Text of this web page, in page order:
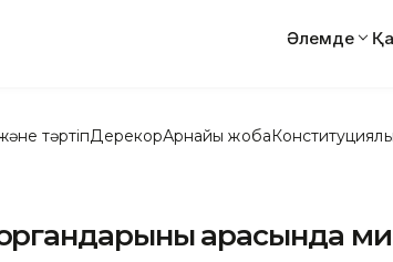
Әлемде
тәртіпДерекқорАрнайы жоба
арасында